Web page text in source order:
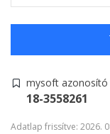
mysoft azonosító
18-3558261
Adatlap frissítve: 2026.